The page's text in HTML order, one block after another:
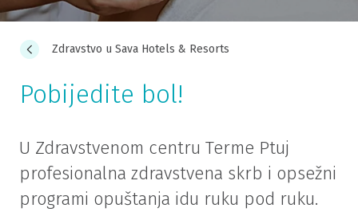
Zdravstvo u Sava Hotels & Resorts
Pobijedite bol!
U Zdravstvenom centru Terme Ptuj
profesionalna zdravstvena skrb i opsežni
programi opuštanja idu ruku pod ruku.